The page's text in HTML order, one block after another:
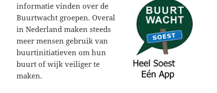
informatie vinden over de
Buurtwacht groepen. Overal
in Nederland maken steeds
meer mensen gebruik van
buurtinitiatieven om hun
buurt of wijk veiliger te
maken.